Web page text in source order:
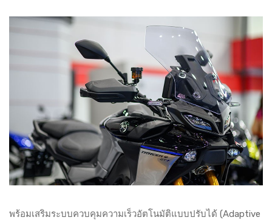
พร้อมเสริมระบบควบคุมความเร็วอัตโนมัติแบบปรับได้ (Adaptive